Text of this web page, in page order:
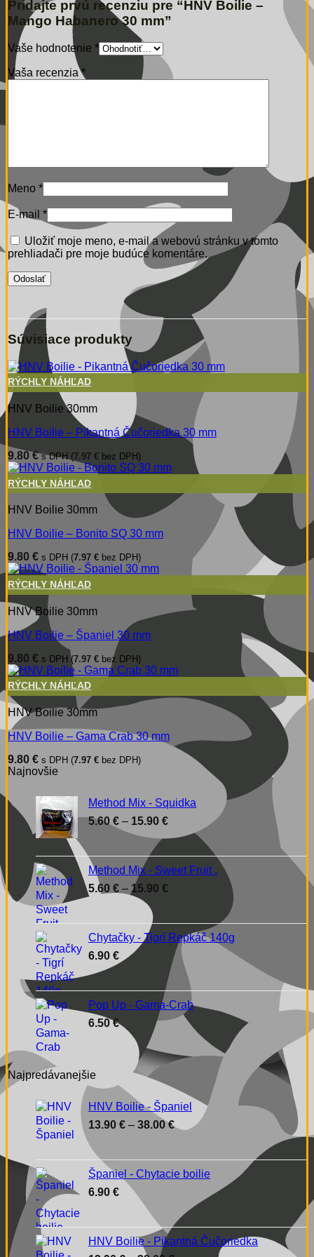
Pridajte prvú recenziu pre “HNV Boilie –
Mango Habanero 30 mm”
Vaše hodnotenie *
Vaša recenzia*
Meno *
E-mail *
Uložiť moje meno, e-mail a webovú stránku v tomto
prehliadači pre moje budúce komentáre.
Súvisiace produkty
RÝCHLY NÁHĽAD
HNV Boilie 30mm
HNV Boilie – Pikantná Čučoriedka 30 mm
9.80€ s DPH (7.97 € bez DPH)
RÝCHLY NÁHĽAD
HNV Boilie 30mm
HNV Boilie – Bonito SQ 30 mm
9.80 € s DPH (7.97 € bez DPH)
RÝCHLY NÁHĽAD
HNV Boilie 30mm
HNV Boilie – Španiel 30 mm
9.80 € s DPH (7.97 € bez DPH)
RÝCHLY NÁHĽAD
HNV Boilie 30mm
HNV Boilie – Gama Crab 30 mm
9.80 € s DPH (7.97 € bez DPH)
Najnovšie
Method Mix - Squidka
5.60 € – 15.90 €Price
range:
through
15.90 €
Method Mix - Sweet Fruit .
5.60 € – 15.90 €
through
15.90 €
Chytačky - Tigrí Repkáč 140g
6.90 €
Pop Up - Gama-Crab
6.50€
Najpredávanejšie
HNV Boilie - Španiel
13.90 € – 38.00€Price
through
38.00 €
Španiel - Chytacie boilie
6.90 €
HNV Boilie - Pikantná Čučoriedka